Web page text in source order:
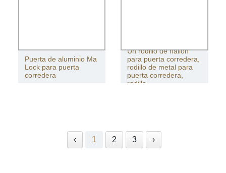
Puerta de aluminio Ma
Lock para puerta
corredera
Un rodillo de nailon
para puerta corredera,
rodillo de metal para
puerta corredera,
rodillo
‹ 1 2 3 ›